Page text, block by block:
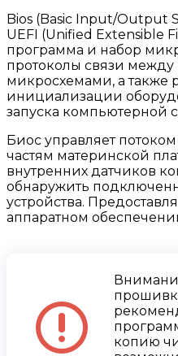
Bios (Basic Input/Output
UEFI (Unified Extensible
программа и набор
протоколы связи
микросхемами, а также
инициализации
запуска компьютерной
Биос управляет
частям материнской
внутренних датчиков
обнаружить
устройства.
аппаратном
копию